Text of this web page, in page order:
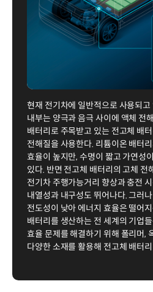
현재 전기차에 일반적으로 사용되
내부는 양극과 음극 사이에 액체 전
배터리로 주목받고 있는 전고체 배
전해질을 사용한다. 리튬이온 배터
효율이 높지만, 수명이 짧고 가연성
있다. 반면 전고체 배터리의 고체 전
전기차 주행가능거리 향상과 충전
내열성과 내구성도 뛰어나다. 그러
전도성이 낮아 에너지 효율은 떨어
배터리를 생산하는 전 세계의 기업
효율 문제를 해결하기 위해 폴리머,
다양한 소재를 활용해 전고체 배터